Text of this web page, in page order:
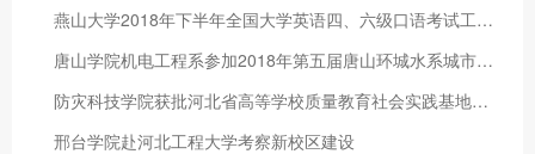
燕山大学2018年下半年全国大学英语四、六级口语考试工作圆满完成
唐山学院机电工程系参加2018年第五届唐山环城水系城市徒步大会
防灾科技学院获批河北省高等学校质量教育社会实践基地建设项目
邢台学院赴河北工程大学考察新校区建设